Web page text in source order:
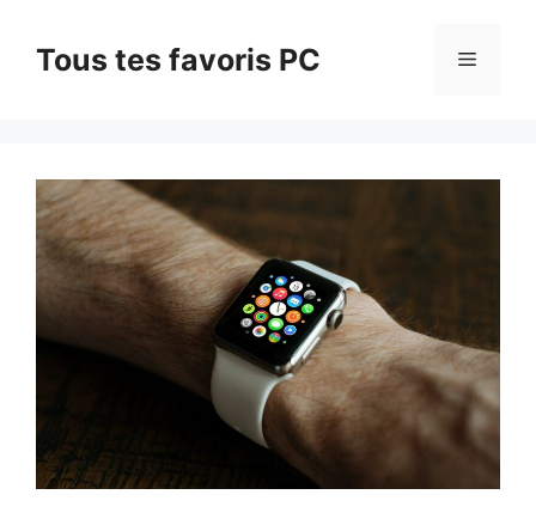
contenuTous tes favoris PC Menu